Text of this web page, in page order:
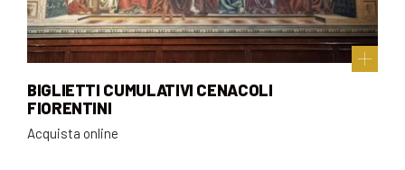
BIGLIETTI CUMULATIVI CENACOLI
FIORENTINI
Acquista online